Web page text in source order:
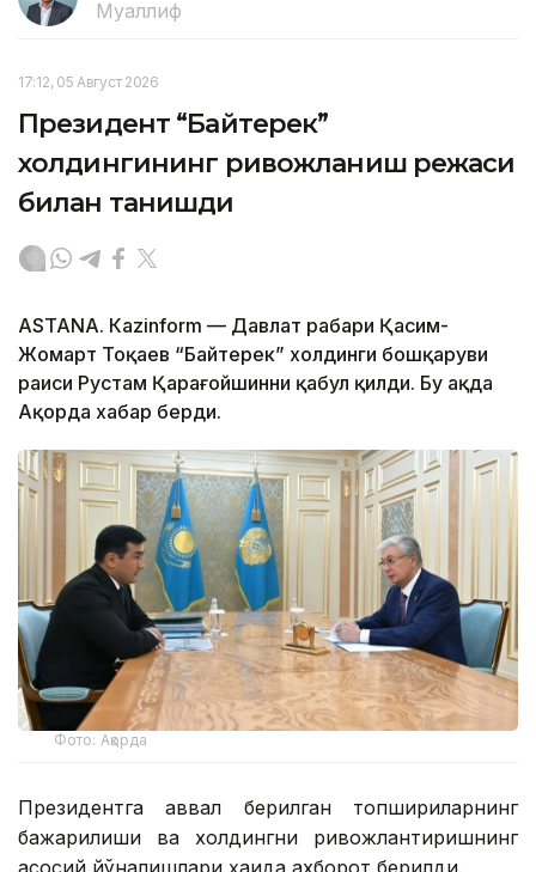
Муаллиф
17:12, 05 Август 2026
Президент “Байтерек”
холдингининг ривожланиш режаси
билан танишди
ASTANА. Каzinform — Давлат раҳбари Қасим-
Жомарт Тоқаев “Байтерек” холдинги бошқаруви
раиси Рустам Қарағойшинни қабул қилди. Бу ҳақда
Ақорда хабар берди.
Фото: Ақорда
Президентга аввал берилган топшириқларнинг
бажарилиши ва холдингни ривожлантиришнинг
асосий йўналишлари ҳақида ахборот берилди.